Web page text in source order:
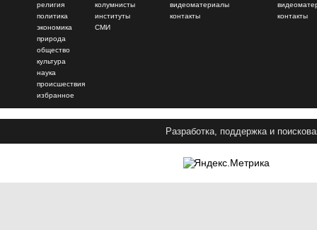
религия
политика
экономика
природа
общество
культура
наука
происшествия
избранное
колумнисты
институты
СМИ
видеоматериалы
контакты
контакты
Разработка, поддержка и